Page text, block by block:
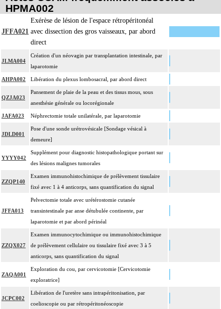
HPMA002
JFFA021
Exérèse de lésion de l'espace rétropéritonéal
avec dissection des gros vaisseaux, par abord
direct
JLMA004
Création d'un néovagin par transplantation intestinale, par
laparotomie
AHPA002 Libération du plexus lombosacral, par abord direct
QZJA023
Pansement de plaie de la peau et des tissus mous, sous
anesthésie générale ou locorégionale
JAFA023 Néphrectomie totale unilatérale, par laparotomie
JDLD001
Pose d'une sonde urétrovésicale [Sondage vésical à
demeure]
YYYY042
Supplément pour diagnostic histopathologique portant sur
des lésions malignes tumorales
ZZQP140
Examen immunohistochimique de prélèvement tissulaire
fixé avec 1 à 4 anticorps, sans quantification du signal
JFFA013
Pelvectomie totale avec urétérostomie cutanée
transintestinale par anse détubulée continente, par
laparotomie et par abord périnéal
ZZQX027
Examen immunocytochimique ou immunohistochimique
de prélèvement cellulaire ou tissulaire fixé avec 3 à 5
anticorps, sans quantification du signal
ZAQA001
Exploration du cou, par cervicotomie [Cervicotomie
exploratrice]
JCPC002
Libération de l'uretère sans intrapéritonisation, par
coelioscopie ou par rétropéritonéoscopie